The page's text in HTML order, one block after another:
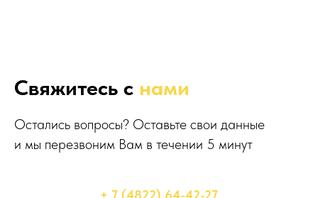
Свяжитесь с нами
Остались вопросы? Оставьте свои данные
и мы перезвоним Вам в течении 5 минут
+ 7 (4822) 64-42-27